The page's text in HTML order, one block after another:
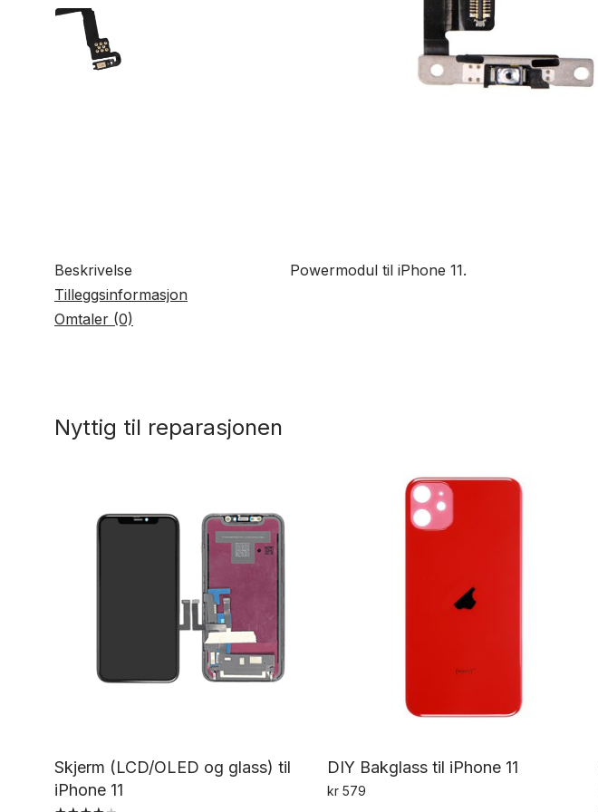
Beskrivelse
Tilleggsinformasjon
Omtaler (0)
Powermodul til iPhone 11.
Nyttig til reparasjonen
Skjerm (LCD/OLED og glass) til
iPhone 11
DIY Bakglass til iPhone 11
kr579